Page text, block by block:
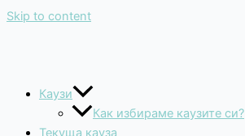
Skip to content
Каузи
Как избираме каузите си?
Текуща кауза